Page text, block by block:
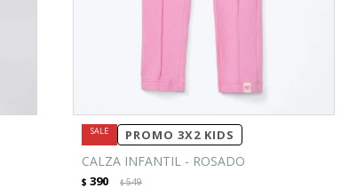
PROMO 3X2 KIDS
CALZA INFANTIL - ROSADO
$ 390 $549